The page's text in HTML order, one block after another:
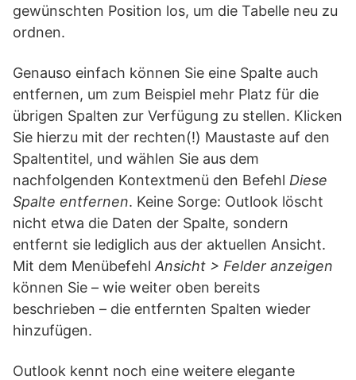
gewünschten Position los, um die Tabelle neu zu
ordnen.
Genauso einfach können Sie eine Spalte auch
entfernen, um zum Beispiel mehr Platz für die
übrigen Spalten zur Verfügung zu stellen. Klicken
Sie hierzu mit der rechten(!) Maustaste auf den
Spaltentitel, und wählen Sie aus dem
nachfolgenden Kontextmenü den Befehl Diese
Spalte entfernen. Keine Sorge: Outlook löscht
nicht etwa die Daten der Spalte, sondern
entfernt sie lediglich aus der aktuellen Ansicht.
Mit dem Menübefehl Ansicht > Felder anzeigen
können Sie – wie weiter oben bereits
beschrieben – die entfernten Spalten wieder
hinzufügen.
Outlook kennt noch eine weitere elegante